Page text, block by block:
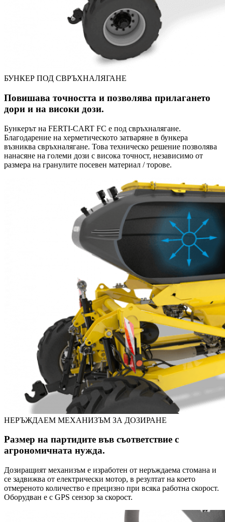
БУНКЕР ПОД СВРЪХНАЛЯГАНЕ
Повишава точността и позволява прилагането
дори и на високи дози.
Бункерът на FERTI-CART FC е под свръхналягане.
Благодарение на херметическото затваряне в бункера
възниква свръхналягане. Това техническо решение позволява
нанасяне на големи дози с висока точност, независимо от
размера на гранулите посевен материал / торове.
НЕРЪЖДАЕМ МЕХАНИЗЪМ ЗА ДОЗИРАНЕ
Размер на партидите във съответствие с
агрономичната нужда.
Дозиращият механизъм е изработен от неръждаема стомана и
се задвижва от електрически мотор, в резултат на което
отмереното количество е прецизно при всяка работна скорост.
Оборудван е с GPS сензор за скорост.